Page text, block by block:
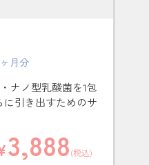
月分
ナノ型乳酸菌を1包
に引き出すためのサ
3,888(税込)